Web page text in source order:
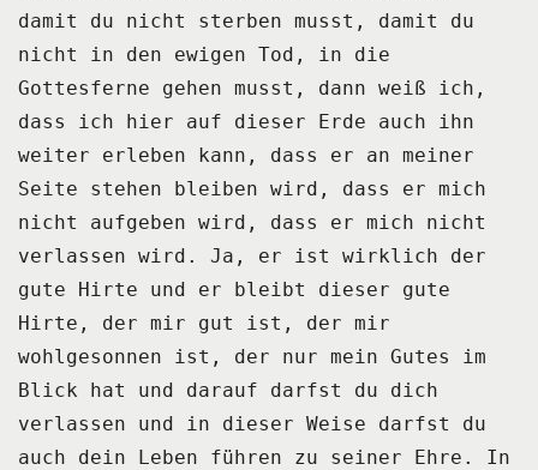
damit du nicht sterben musst, damit du
nicht in den ewigen Tod, in die
Gottesferne gehen musst, dann weiß
ich,
dass ich hier auf dieser Erde auch ihn
weiter erleben kann, dass er an meiner
Seite
stehen bleiben wird, dass er mich
nicht aufgeben wird, dass er mich nicht
verlassen wird.
Ja, er ist wirklich der
gute Hirte und er bleibt dieser gute
Hirte, der mir gut ist,
der mir
wohlgesonnen ist, der nur mein Gutes im
Blick hat und darauf darfst du dich
verlassen
und in dieser Weise darfst du
auch dein Leben führen zu seiner Ehre.
In